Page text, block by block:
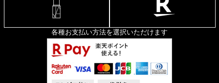
各種お支払い方法を選択いただけます